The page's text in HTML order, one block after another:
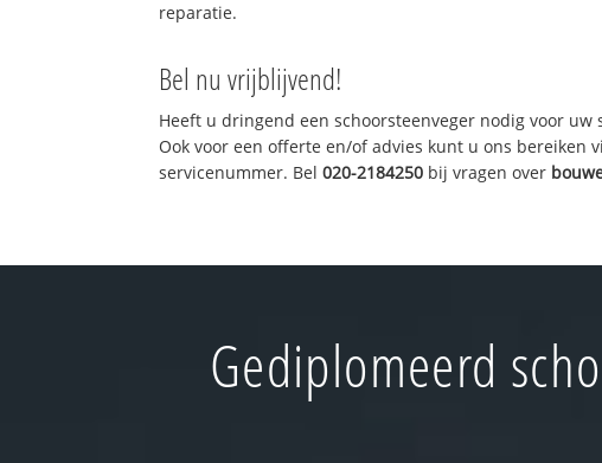
reparatie.
Bel nu vrijblijvend!
Heeft u dringend een schoorsteenveger nodig voor uw
Ook voor een offerte en/of advies kunt u ons bereiken
servicenummer. Bel020-2184250 bij vragen over
Gediplomeerd